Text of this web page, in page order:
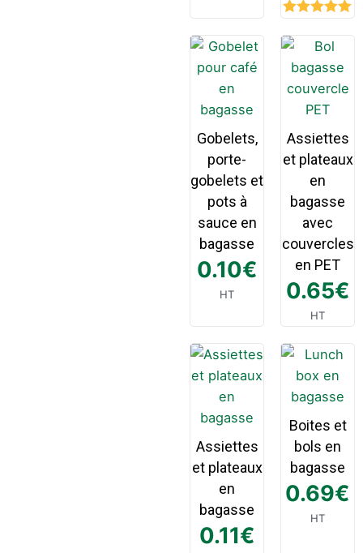
Gobelets,
porte-
gobelets et
pots à
sauce en
bagasse
0.10€
HT
Assiettes
et plateaux
en
bagasse
avec
couvercles
en PET
0.65€
HT
Assiettes
et plateaux
en
bagasse
0.11€
Boites et
bols en
bagasse
0.69€
HT